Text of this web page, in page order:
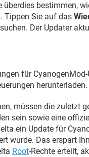
überdies bestimmen,
Tippen Sie auf das
Der Updater
für
herunterladen.
müssen die zuletzt
sein sowie eine
ein Update für
wurde. Das erspart
Root-Rechte erteilt,